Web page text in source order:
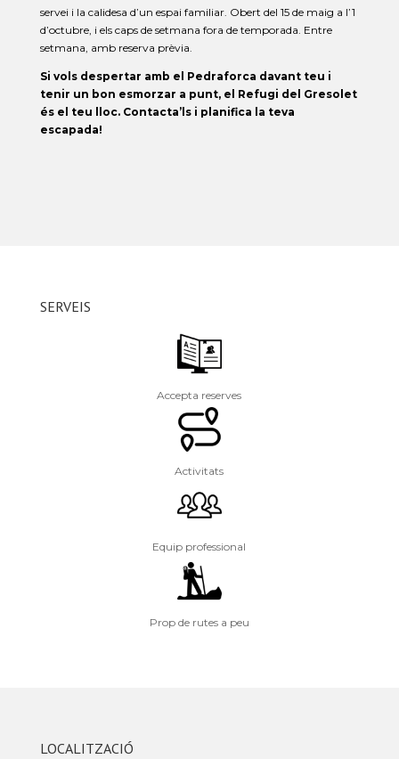
servei i la calidesa d’un espai familiar. Obert del 15 de maig a l’1
d’octubre, i els caps de setmana fora de temporada. Entre
setmana, amb reserva prèvia.
Si vols despertar amb el Pedraforca davant teu i
tenir un bon esmorzar a punt, el Refugi del Gresolet
és el teu lloc. Contacta’ls i planifica la teva
escapada!
SERVEIS
Accepta reserves
Activitats
Equip professional
Prop de rutes a peu
LOCALITZACIÓ